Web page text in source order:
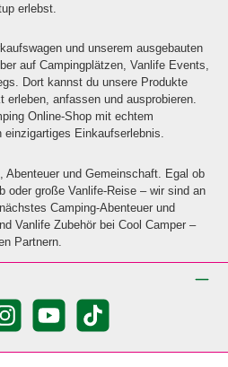
erlebst.
und unserem ausgebauten
auf Campingplätzen, Vanlife Events,
Dort kannst du unsere Produkte
erleben, anfassen und ausprobieren.
Online-Shop mit echtem
einzigartiges Einkaufserlebnis.
Abenteuer und Gemeinschaft. Egal ob
oder große Vanlife-Reise – wir sind an
Camping-Abenteuer und
Vanlife Zubehör bei Cool Camper –
Partnern.
YouTube TikTok